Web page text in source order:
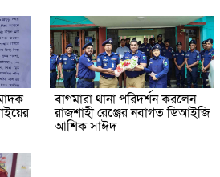
বাগমারা থানা পরিদর্শন করলেন
রাজশাহী রেঞ্জের নবাগত ডিআইজি
আশিক সাঈদ